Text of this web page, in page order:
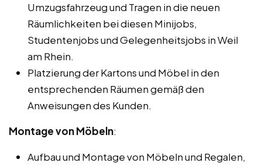
Umzugsfahrzeug und Tragen in die neuen
Räumlichkeiten bei diesen Minijobs,
Studentenjobs und Gelegenheitsjobs in Weil
am Rhein.
Platzierung der Kartons und Möbel in den
entsprechenden Räumen gemäß den
Anweisungen des Kunden.
Montage von Möbeln:
Aufbau und Montage von Möbeln und Regalen,